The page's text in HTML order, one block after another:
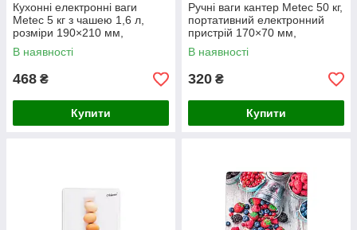
Кухонні електронні ваги
Metec 5 кг з чашею 1,6 л,
розміри 190×210 мм,
живлення 2×AAA
В наявності
468 ₴
Купити
Ручні ваги кантер Metec 50 кг,
портативний електронний
пристрій 170×70 мм,
живлення CR2032, Китай
В наявності
320 ₴
Купити